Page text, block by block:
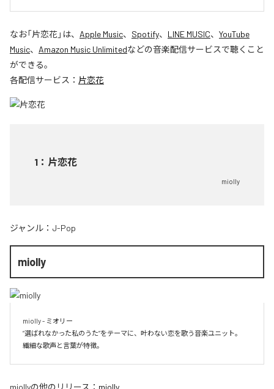
なお「片恋花」は、 Apple Music、 Spotify、 LINE MUSIC、 YouTube
Music、 Amazon Music Unlimitedなどの音楽配信サービスで聴くこと
ができる。
各配信サービス： 片恋花
1 ： 片恋花
miolly
ジャンル： J-Pop
miolly
miolly - ミオリー
”選ばれなかった私のうた”をテーマに、叶わない恋を歌う音楽ユニット。